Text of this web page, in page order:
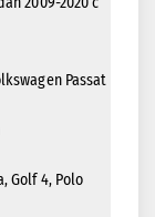
Passat
Golf 4, Polo